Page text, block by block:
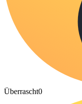
Überrascht0